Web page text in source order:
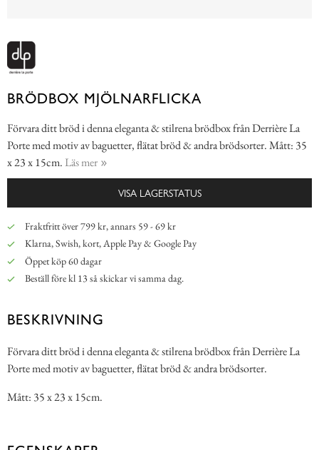
BRÖDBOX MJÖLNARFLICKA
Förvara ditt bröd i denna eleganta & stilrena brödbox från Derrière La
Porte med motiv av baguetter, flätat bröd & andra brödsorter. Mått: 35
x 23 x 15cm. Läs mer
VISA LAGERSTATUS
Fraktfritt över 799 kr, annars 59 - 69 kr
Klarna, Swish, kort, Apple Pay & Google Pay
Öppet köp 60 dagar
Beställ före kl 13 så skickar vi samma dag.
BESKRIVNING
Förvara ditt bröd i denna eleganta & stilrena brödbox från Derrière La
Porte med motiv av baguetter, flätat bröd & andra brödsorter.
Mått: 35 x 23 x 15cm.